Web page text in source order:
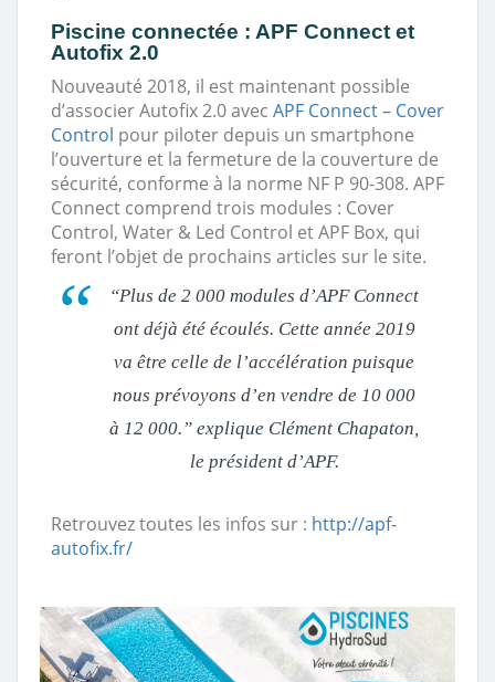
Piscine connectée : APF Connect et
Autofix 2.0
Nouveauté 2018, il est maintenant possible
d’associer Autofix 2.0 avec APF Connect – Cover
Control pour piloter depuis un smartphone
l’ouverture et la fermeture de la couverture de
sécurité, conforme à la norme NF P 90-308. APF
Connect comprend trois modules : Cover
Control, Water & Led Control et APF Box, qui
feront l’objet de prochains articles sur le site.
“Plus de 2 000 modules d’APF Connect
ont déjà été écoulés. Cette année 2019
va être celle de l’accélération puisque
nous prévoyons d’en vendre de 10 000
à 12 000.” explique Clément Chapaton,
le président d’APF.
Retrouvez toutes les infos sur : http://apf-
autofix.fr/